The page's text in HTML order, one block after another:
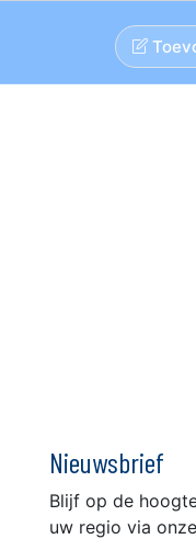
Nieuwsbrief
Blijf op de
uw regio via